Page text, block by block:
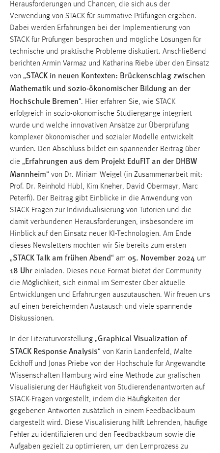
Herausforderungen und Chancen, die sich aus der
Verwendung von STACK für summative Prüfungen ergeben.
Dabei werden Erfahrungen bei der Implementierung von
STACK für Prüfungen besprochen und mögliche Lösungen für
technische und praktische Probleme diskutiert. Anschließend
berichten Armin Varmaz und Katharina Riebe über den Einsatz
von „STACK in neuen Kontexten: Brückenschlag zwischen
Mathematik und sozio-ökonomischer Bildung an der
Hochschule Bremen“. Hier erfahren Sie, wie STACK
erfolgreich in sozio-ökonomische Studiengänge integriert
wurde und welche innovativen Ansätze zur Überprüfung
komplexer ökonomischer und sozialer Modelle entwickelt
wurden. Den Abschluss bildet ein spannender Beitrag über
die „Erfahrungen aus dem Projekt EduFIT an der DHBW
Mannheim“ von Dr. Miriam Weigel (in Zusammenarbeit mit:
Prof. Dr. Reinhold Hübl, Kim Kneher, David Obermayr, Marc
Peterfi). Der Beitrag gibt Einblicke in die Anwendung von
STACK-Fragen zur Individualisierung von Tutorien und die
damit verbundenen Herausforderungen, insbesondere im
Hinblick auf den Einsatz neuer KI-Technologien. Am Ende
dieses Newsletters möchten wir Sie bereits zum ersten
„STACK Talk am frühen Abend“ am 05. November 2024 um
18 Uhr einladen. Dieses neue Format bietet der Community
die Möglichkeit, sich einmal im Semester über aktuelle
Entwicklungen und Erfahrungen auszutauschen. Wir freuen uns
auf einen bereichernden Austausch und viele spannende
Diskussionen.
In der Literaturvorstellung „Graphical Visualization of
STACK Response Analysis“ von Karin Landenfeld, Malte
Eckhoff und Jonas Priebe von der Hochschule für Angewandte
Wissenschaften Hamburg wird eine Methode zur grafischen
Visualisierung der Häufigkeit von Studierendenantworten auf
STACK-Fragen vorgestellt, indem die Häufigkeiten der
gegebenen Antworten zusätzlich in einem Feedbackbaum
dargestellt wird. Diese Visualisierung hilft Lehrenden, häufige
Fehler zu identifizieren und den Feedbackbaum sowie die
Aufgaben gezielt zu optimieren, um den Lernprozess zu
Name:
cookie_consent
Zweck:
Dieser Cookie speichert die ausgewählten Einverständnis-
Optionen des Benutzers
Cookie Laufzeit:
1 Jahr
Performance
Name:
staticfilecache
Zweck:
Für performante Seitenauslieferung wird in diesem Cookie
gespeichert, ob man eingeloggt ist.
Login
Name:
fe_user, be_user, be_lastLoginProvider
Dieser Cookie ist notwendig um sich an der Website
einloggen zu können.
Cookie Laufzeit:
STATISTIK
Statistik Cookies erfassen Informationen anonym.
Diese Informationen helfen uns zu verstehen, wie
unsere Besucher unsere Website nutzen.
Matomo
Name:
_pk_ref, _pk_cvar, _pk_id, _pk_ses